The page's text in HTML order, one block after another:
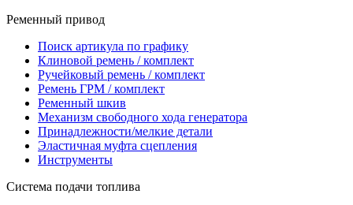
Ременный привод
Поиск артикула по графику
Клиновой ремень / комплект
Ручейковый ремень / комплект
Ремень ГРМ / комплект
Ременный шкив
Механизм свободного хода генератора
Принадлежности/мелкие детали
Эластичная муфта сцепления
Инструменты
Система подачи топлива